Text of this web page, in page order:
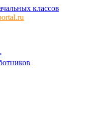
классов